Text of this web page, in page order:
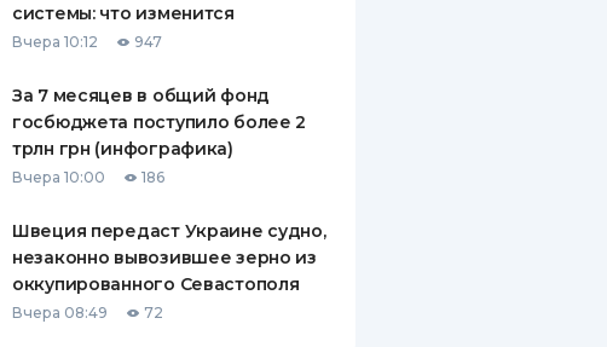
КОМПАНИЯХ
КОНТАКТЫ
системы: что изменится
Вчера 10:12 947
За 7 месяцев в общий фонд
госбюджета поступило более 2
трлн грн (инфографика)
Вчера 10:00 186
Швеция передаст Украине судно,
незаконно вывозившее зерно из
оккупированного Севастополя
Вчера 08:49 72